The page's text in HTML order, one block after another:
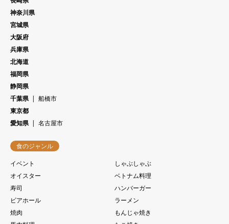
神奈川県
宮城県
大阪府
兵庫県
北海道
福岡県
静岡県
千葉県
船橋市
東京都
愛知県
名古屋市
食のジャンル
イベント
しゃぶしゃぶ
オイスター
ベトナム料理
寿司
ハンバーガー
ビアホール
ラーメン
焼肉
もんじゃ焼き